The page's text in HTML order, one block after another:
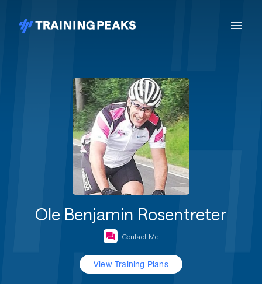
Ole Benjamin Rosentreter
Contact Me
View Training Plans